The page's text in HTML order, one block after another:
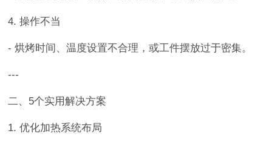
4. 操作不当
- 烘烤时间、温度设置不合理，或工件摆放过于密集。
---
二、5个实用解决方案
1. 优化加热系统布局